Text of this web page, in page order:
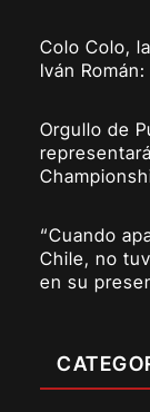
Colo Colo,
Iván
Orgullo de
“Cuando
Chile, no
en su